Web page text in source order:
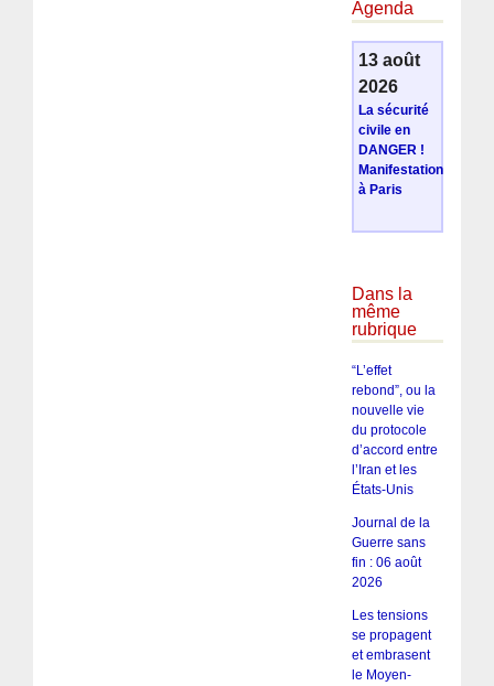
Agenda
13 août
2026
La sécurité
civile en
DANGER !
Manifestation
à Paris
Dans la
même
rubrique
“L’effet
rebond”, ou la
nouvelle vie
du protocole
d’accord entre
l’Iran et les
États-Unis
Journal de la
Guerre sans
fin : 06 août
2026
Les tensions
se propagent
et embrasent
le Moyen-